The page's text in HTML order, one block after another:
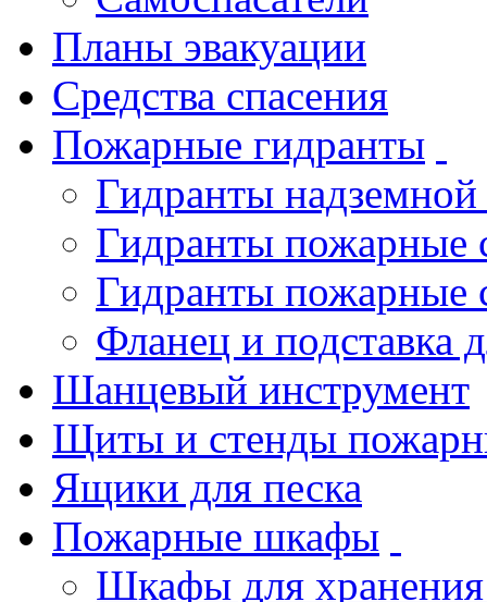
Планы эвакуации
Средства спасения
Пожарные гидранты
Гидранты
Гидранты пожарные
Гидранты пожарные
Фланец и подставка
Шанцевый инструмент
Щиты и стенды
Ящики для песка
Пожарные шкафы
Шкафы для хранения